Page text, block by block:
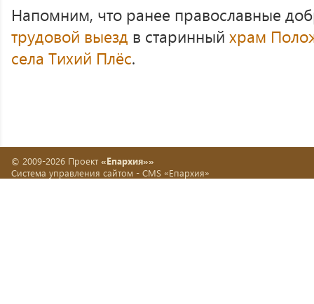
Напомним, что ранее православные
трудовой выезд в старинный храм
села Тихий Плёс.
© 2009-2026 Проект «Епархия»»
Система управления сайтом - CMS «Епархия»